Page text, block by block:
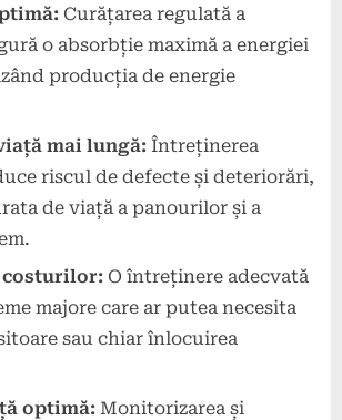
Curățarea regulată a
o absorbție maximă a energiei
producția de energie
mai lungă: Întreținerea
riscul de defecte și deteriorări,
de viață a panourilor și a
costurilor: O întreținere adecvată
majore care ar putea necesita
sau chiar înlocuirea
optimă: Monitorizarea și